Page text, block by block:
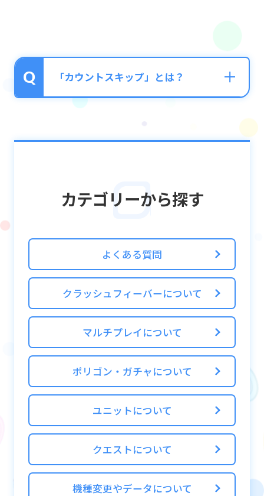
「カウントスキップ」とは？
撃することができる機能です。
映」をONにすることでご利用いただけます。
カテゴリーから探す
よくある質問
クラッシュフィーバーについて
マルチプレイについて
ポリゴン・ガチャについて
ユニットについて
クエストについて
機種変更やデータについて